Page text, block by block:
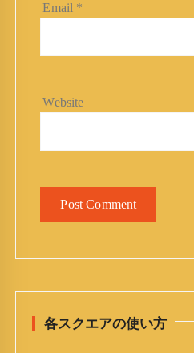
Email *
Website
各スクエアの使い方